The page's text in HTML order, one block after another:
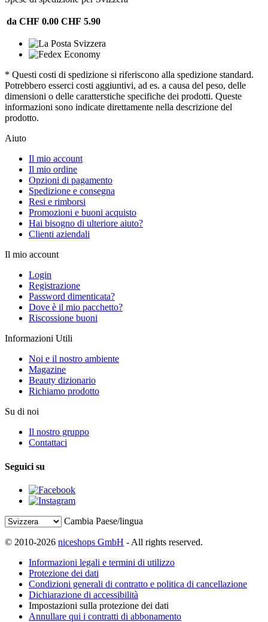
da CHF 0.00 CHF 5.90
* Questi costi di spedizione si riferiscono alla spedizione standard.
Potrebbero esserci costi aggiuntivi, ad es. a causa del peso, delle
dimensioni o delle caratterstiche specifiche dei prodotti. Queste
informazioni sono indicate direttamente nella descrizione del
prodotto.
Aiuto
Il mio account
Il mio ordine
Opzioni di pagamento
Spedizione e consegna
Resi e rimborsi
Promozioni e buoni acquisto
Hai bisogno di ulteriore aiuto?
Clienti aziendali
Il mio account
Login
Registrazione
Password dimenticata?
Dove è il mio pacchetto?
Riscossione buoni
Informazioni Utili
Noi e il nostro ambiente
Magazine
Beauty dizionario
Richiamo prodotto
Su di noi
Il nostro gruppo
Contattaci
Seguici su
Cambia Paese/lingua
© 2010-2026 niceshops GmbH - All rights reserved.
Informazioni legali e termini di utilizzo
Protezione dei dati
Condizioni generali di contratto e politica di cancellazione
Dichiarazione di accessibilità
Impostazioni sulla protezione dei dati
Annullare qui i contratti di abbonamento